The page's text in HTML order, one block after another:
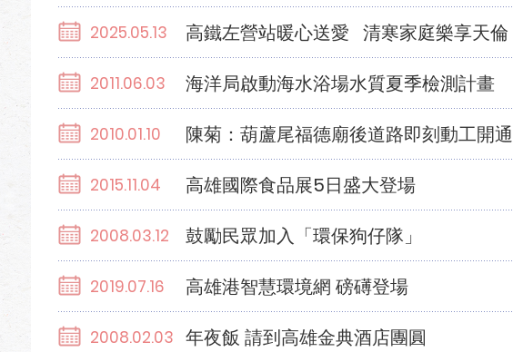
2025.05.13 高鐵左營站暖心送愛 清寒家庭樂享天倫
2011.06.03 海洋局啟動海水浴場水質夏季檢測計畫
2010.01.10 陳菊：葫蘆尾福德廟後道路即刻動工開通
2015.11.04 高雄國際食品展5日盛大登場
2008.03.12 鼓勵民眾加入「環保狗仔隊」
2019.07.16 高雄港智慧環境網 磅礡登場
2008.02.03 年夜飯 請到高雄金典酒店團圓